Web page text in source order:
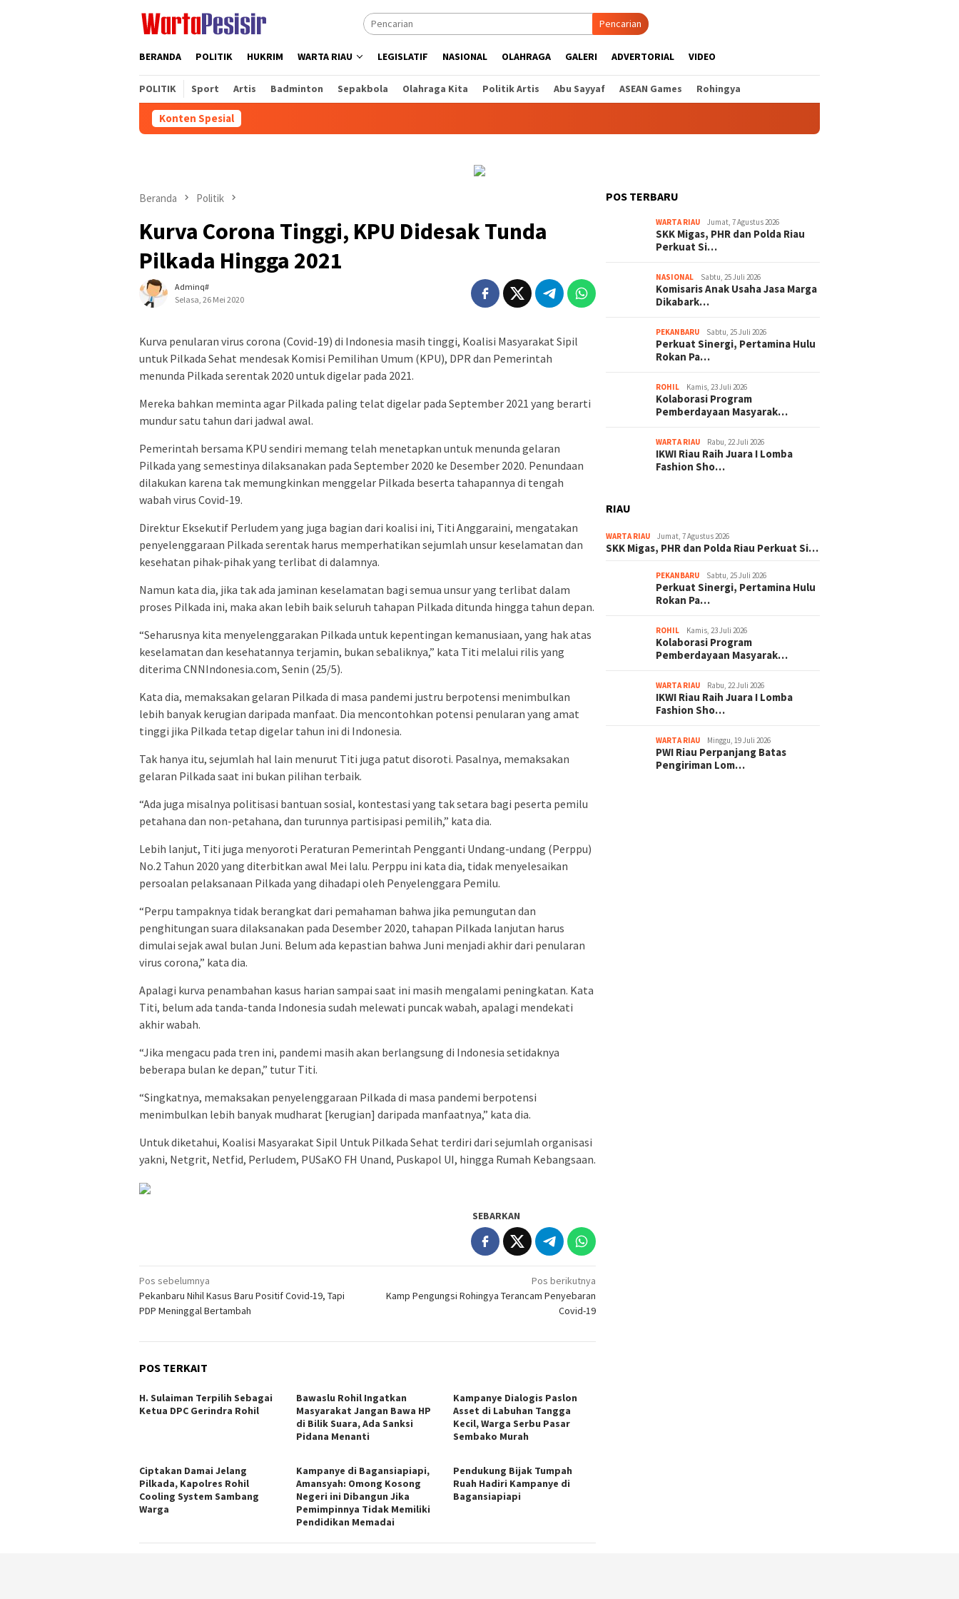
Pencarian
BERANDA POLITIK HUKRIM WARTA RIAU LEGISLATIF NASIONAL OLAHRAGA GALERI ADVERTORIAL VIDEO
POLITIK Sport Artis Badminton Sepakbola Olahraga Kita Politik Artis Abu Sayyaf ASEAN Games Rohingya
Konten Spesial
Beranda Politik
Kurva Corona Tinggi, KPU Didesak Tunda
Pilkada Hingga 2021
Adminq#
Selasa, 26 Mei 2020
Kurva penularan virus corona (Covid-19) di Indonesia masih tinggi, Koalisi Masyarakat Sipil
untuk Pilkada Sehat mendesak Komisi Pemilihan Umum (KPU), DPR dan Pemerintah
menunda Pilkada serentak 2020 untuk digelar pada 2021.
Mereka bahkan meminta agar Pilkada paling telat digelar pada September 2021 yang berarti
mundur satu tahun dari jadwal awal.
Pemerintah bersama KPU sendiri memang telah menetapkan untuk menunda gelaran
Pilkada yang semestinya dilaksanakan pada September 2020 ke Desember 2020. Penundaan
dilakukan karena tak memungkinkan menggelar Pilkada beserta tahapannya di tengah
wabah virus Covid-19.
Direktur Eksekutif Perludem yang juga bagian dari koalisi ini, Titi Anggaraini, mengatakan
penyelenggaraan Pilkada serentak harus memperhatikan sejumlah unsur keselamatan dan
kesehatan pihak-pihak yang terlibat di dalamnya.
Namun kata dia, jika tak ada jaminan keselamatan bagi semua unsur yang terlibat dalam
proses Pilkada ini, maka akan lebih baik seluruh tahapan Pilkada ditunda hingga tahun depan.
“Seharusnya kita menyelenggarakan Pilkada untuk kepentingan kemanusiaan, yang hak atas
keselamatan dan kesehatannya terjamin, bukan sebaliknya,” kata Titi melalui rilis yang
diterima CNNIndonesia.com, Senin (25/5).
Kata dia, memaksakan gelaran Pilkada di masa pandemi justru berpotensi menimbulkan
lebih banyak kerugian daripada manfaat. Dia mencontohkan potensi penularan yang amat
tinggi jika Pilkada tetap digelar tahun ini di Indonesia.
Tak hanya itu, sejumlah hal lain menurut Titi juga patut disoroti. Pasalnya, memaksakan
gelaran Pilkada saat ini bukan pilihan terbaik.
“Ada juga misalnya politisasi bantuan sosial, kontestasi yang tak setara bagi peserta pemilu
petahana dan non-petahana, dan turunnya partisipasi pemilih,” kata dia.
Lebih lanjut, Titi juga menyoroti Peraturan Pemerintah Pengganti Undang-undang (Perppu)
No.2 Tahun 2020 yang diterbitkan awal Mei lalu. Perppu ini kata dia, tidak menyelesaikan
persoalan pelaksanaan Pilkada yang dihadapi oleh Penyelenggara Pemilu.
“Perpu tampaknya tidak berangkat dari pemahaman bahwa jika pemungutan dan
penghitungan suara dilaksanakan pada Desember 2020, tahapan Pilkada lanjutan harus
dimulai sejak awal bulan Juni. Belum ada kepastian bahwa Juni menjadi akhir dari penularan
virus corona,” kata dia.
Apalagi kurva penambahan kasus harian sampai saat ini masih mengalami peningkatan. Kata
Titi, belum ada tanda-tanda Indonesia sudah melewati puncak wabah, apalagi mendekati
akhir wabah.
“Jika mengacu pada tren ini, pandemi masih akan berlangsung di Indonesia setidaknya
beberapa bulan ke depan,” tutur Titi.
“Singkatnya, memaksakan penyelenggaraan Pilkada di masa pandemi berpotensi
menimbulkan lebih banyak mudharat [kerugian] daripada manfaatnya,” kata dia.
Untuk diketahui, Koalisi Masyarakat Sipil Untuk Pilkada Sehat terdiri dari sejumlah organisasi
yakni, Netgrit, Netfid, Perludem, PUSaKO FH Unand, Puskapol UI, hingga Rumah Kebangsaan.
SEBARKAN
Navigasi
pos
Pos sebelumnya
Pekanbaru Nihil Kasus Baru Positif Covid-19, Tapi
PDP Meninggal Bertambah
Pos berikutnya
Kamp Pengungsi Rohingya Terancam Penyebaran
Covid-19
POS TERKAIT
H. Sulaiman Terpilih Sebagai
Ketua DPC Gerindra Rohil
Bawaslu Rohil Ingatkan
Masyarakat Jangan Bawa HP
di Bilik Suara, Ada Sanksi
Pidana Menanti
Kampanye Dialogis Paslon
Asset di Labuhan Tangga
Kecil, Warga Serbu Pasar
Sembako Murah
Ciptakan Damai Jelang
Pilkada, Kapolres Rohil
Cooling System Sambang
Warga
Kampanye di Bagansiapiapi,
Amansyah: Omong Kosong
Negeri ini Dibangun Jika
Pemimpinnya Tidak Memiliki
Pendidikan Memadai
Pendukung Bijak Tumpah
Ruah Hadiri Kampanye di
Bagansiapiapi
POS TERBARU
WARTA RIAU Jumat, 7 Agustus 2026
SKK Migas, PHR dan Polda Riau
Perkuat Si…
NASIONAL Sabtu, 25 Juli 2026
Komisaris Anak Usaha Jasa Marga
Dikabark…
PEKANBARU Sabtu, 25 Juli 2026
Perkuat Sinergi, Pertamina Hulu
Rokan Pa…
ROHIL Kamis, 23 Juli 2026
Kolaborasi Program
Pemberdayaan Masyarak…
WARTA RIAU Rabu, 22 Juli 2026
IKWI Riau Raih Juara I Lomba
Fashion Sho…
RIAU
WARTA RIAU Jumat, 7 Agustus 2026
SKK Migas, PHR dan Polda Riau Perkuat Si…
PEKANBARU Sabtu, 25 Juli 2026
Perkuat Sinergi, Pertamina Hulu
Rokan Pa…
ROHIL Kamis, 23 Juli 2026
Kolaborasi Program
Pemberdayaan Masyarak…
WARTA RIAU Rabu, 22 Juli 2026
IKWI Riau Raih Juara I Lomba
Fashion Sho…
WARTA RIAU Minggu, 19 Juli 2026
PWI Riau Perpanjang Batas
Pengiriman Lom…